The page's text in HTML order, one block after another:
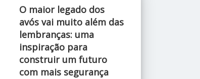
O maior legado dos
avós vai muito além das
lembranças: uma
inspiração para
construir um futuro
com mais segurança